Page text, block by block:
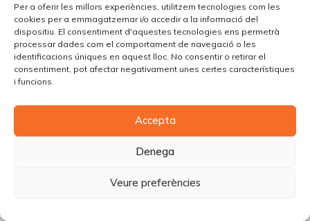
Per a oferir les millors experiències, utilitzem tecnologies com les
cookies per a emmagatzemar i/o accedir a la informació del
dispositiu. El consentiment d'aquestes tecnologies ens permetrà
processar dades com el comportament de navegació o les
identificacions úniques en aquest lloc. No consentir o retirar el
consentiment, pot afectar negativament unes certes característiques
i funcions.
Accepta
Denega
Veure preferències